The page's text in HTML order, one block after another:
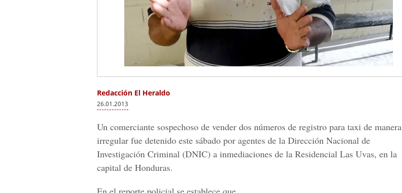
Redacción El Heraldo
26.01.2013
Un comerciante sospechoso de vender dos números de registro para taxi de manera
irregular fue detenido este sábado por agentes de la Dirección Nacional de
Investigación Criminal (DNIC) a inmediaciones de la Residencial Las Uvas, en la
capital de Honduras.